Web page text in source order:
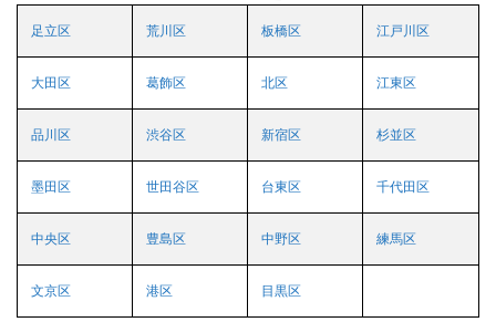
足立区 荒川区 板橋区 江戸川区
大田区 葛飾区 北区 江東区
品川区 渋谷区 新宿区 杉並区
墨田区 世田谷区 台東区 千代田区
中央区 豊島区 中野区 練馬区
文京区 港区 目黒区